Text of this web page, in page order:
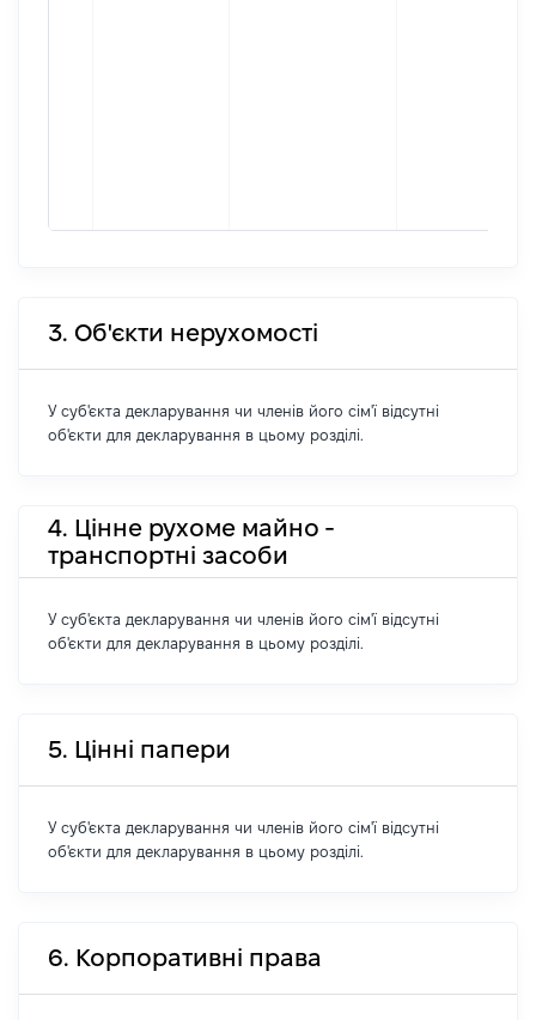
3. Об'єкти нерухомості
У суб'єкта декларування чи членів його сім'ї відсутні
об'єкти для декларування в цьому розділі.
4. Цінне рухоме майно -
транспортні засоби
У суб'єкта декларування чи членів його сім'ї відсутні
об'єкти для декларування в цьому розділі.
5. Цінні папери
У суб'єкта декларування чи членів його сім'ї відсутні
об'єкти для декларування в цьому розділі.
6. Корпоративні права